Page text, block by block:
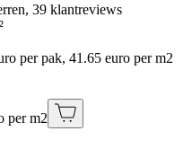
39 klantreviews
per pak, 41.65 euro per m2
per m2